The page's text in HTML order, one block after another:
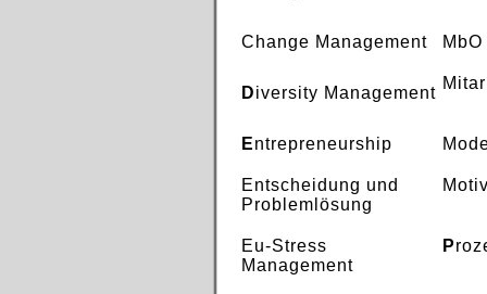
Change Management
Diversity Management
Entrepreneurship
Entscheidung und
Problemlösung
Eu-Stress
Management
P